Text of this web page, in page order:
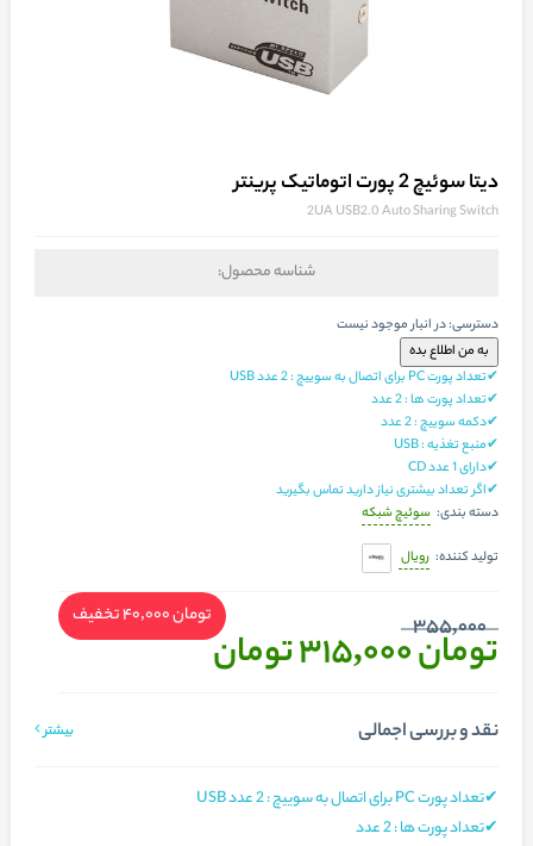
دیتا سوئیچ 2 پورت اتوماتیک پرینتر
2UA USB2.0 Auto Sharing Switch
شناسه محصول:
دسترسی:در انبار موجود نیست
✔تعداد پورت PC برای اتصال به سوییچ : 2 عدد USB
✔تعداد پورت ها : 2 عدد
✔دکمه سوییچ : 2 عدد
✔منبع تغذیه : USB
✔دارای 1 عدد CD
✔اگر تعداد بیشتری نیاز دارید تماس بگیرید
دسته بندی: سوئیچ شبکه
تولید کننده: رویال
355,000
تومان 315,000 تومان
تومان 40,000 تخفیف
نقد و بررسی اجمالی بیشتر
✔تعداد پورت PC برای اتصال به سوییچ : 2 عدد USB
✔تعداد پورت ها : 2 عدد